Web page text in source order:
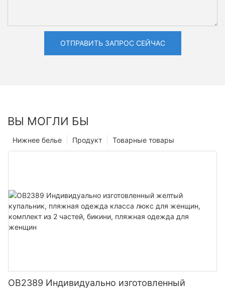
ОТПРАВИТЬ ЗАПРОС СЕЙЧАС
ВЫ МОГЛИ БЫ
Товарные товары
Продукт
Нижнее белье
OB2389 Индивидуально изготовленный